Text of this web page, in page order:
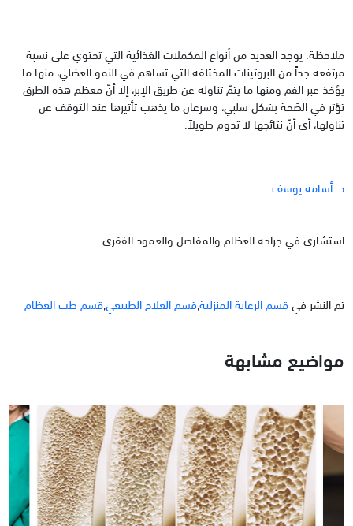
ملاحظة: يوجد العديد من أنواع المكملات الغذائية التي تحتوي على نسبة
مرتفعة جداً من البروتينات المختلفة التي تساهم في النمو العضلي، منها ما
يؤخذ عبر الفم ومنها ما يتمّ تناوله عن طريق الإبر، إلا أنّ معظم هذه الطرق
تؤثر في الصّحة بشكل سلبي، وسرعان ما يذهب تأثيرها عند التوقف عن
تناولها، أي أنّ نتائجها لا تدوم طويلاً.
د. أسامة يوسف
استشاري في جراحة العظام والمفاصل والعمود الفقري
تم النشر فيقسم الرعاية المنزلية,قسم العلاج الطبيعي,قسم طب العظام
مواضيع مشابهة